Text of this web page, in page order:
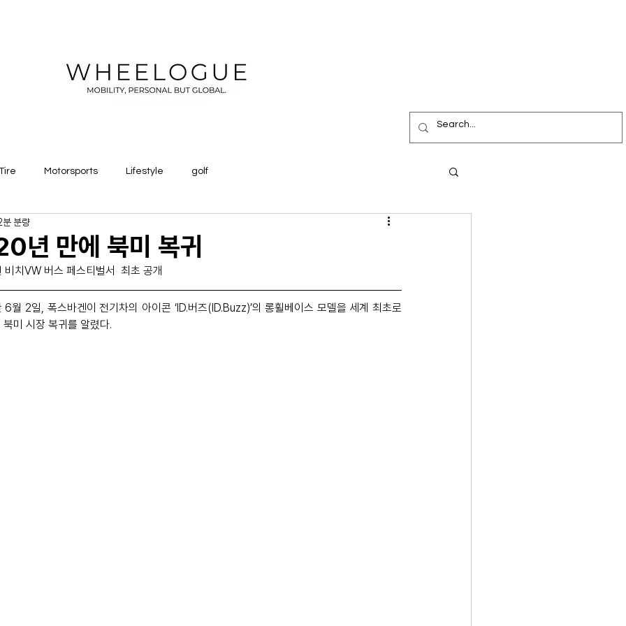
Motorsports Lifestyle golf
년 만에 북미 복귀
분 분량
비치VW 버스 페스티벌서  최초 공개
월 2일, 폭스바겐이 전기차의 아이콘 ‘ID.버즈(ID.Buzz)’의 롱휠베이스 모델을 세계 최초로
미 시장 복귀를 알렸다.